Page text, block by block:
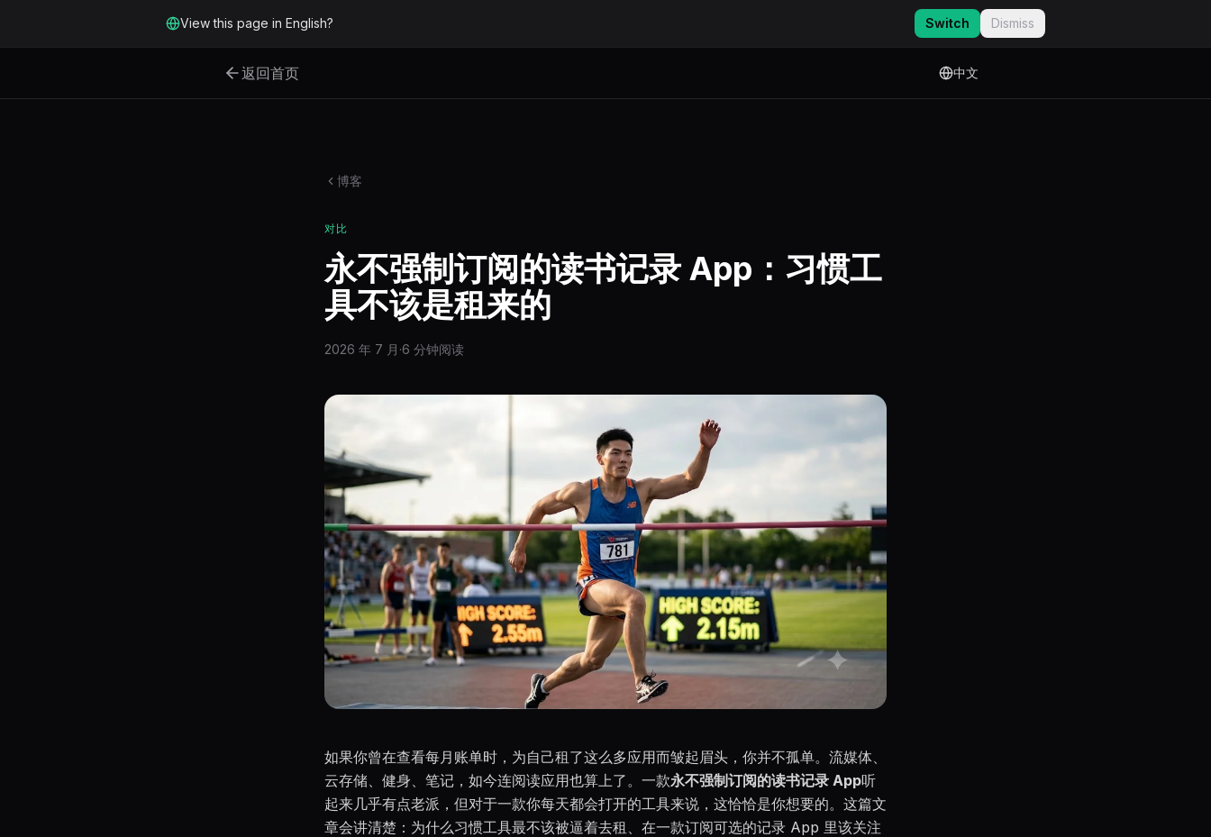
View this page in English? Switch Dismiss
返回首页 中文
博客
对比
永不强制订阅的读书记录 App：习惯工
具不该是租来的
2026 年 7 月 ·6 分钟阅读
如果你曾在查看每月账单时，为自己租了这么多应用而皱起眉头，你并不孤单。流媒体、
云存储、健身、笔记，如今连阅读应用也算上了。一款永不强制订阅的读书记录 App听
起来几乎有点老派，但对于一款你每天都会打开的工具来说，这恰恰是你想要的。这篇文
章会讲清楚：为什么习惯工具最不该被逼着去租、在一款订阅可选的记录 App 里该关注